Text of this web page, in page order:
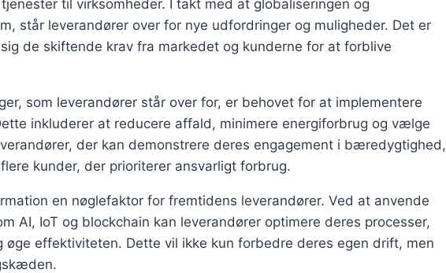
til virksomheder. I takt med at globaliseringen og
står leverandører over for nye udfordringer og muligheder. Det er
de skiftende krav fra markedet og kunderne for at forblive
som leverandører står over for, er behovet for at implementere
inkluderer at reducere affald, minimere energiforbrug og vælge
der kan demonstrere deres engagement i bæredygtighed,
kunder, der prioriterer ansvarligt forbrug.
en nøglefaktor for fremtidens leverandører. Ved at anvende
AI, IoT og blockchain kan leverandører optimere deres processer,
øge effektiviteten. Dette vil ikke kun forbedre deres egen drift, men